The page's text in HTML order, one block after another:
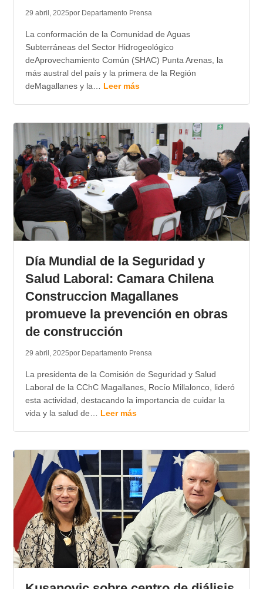
29 abril, 2025por Departamento Prensa
La conformación de la Comunidad de Aguas
Subterráneas del Sector Hidrogeológico
deAprovechamiento Común (SHAC) Punta Arenas, la
más austral del país y la primera de la Región
deMagallanes y la… Leer más
Día Mundial de la Seguridad y
Salud Laboral: Camara Chilena
Construccion Magallanes
promueve la prevención en obras
de construcción
29 abril, 2025por Departamento Prensa
La presidenta de la Comisión de Seguridad y Salud
Laboral de la CChC Magallanes, Rocío Millalonco, lideró
esta actividad, destacando la importancia de cuidar la
vida y la salud de… Leer más